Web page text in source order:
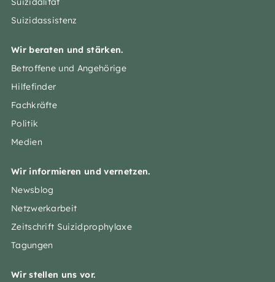
Suizidassistenz
Wir beraten und stärken.
Betroffene und Angehörige
Hilfefinder
Fachkräfte
Politik
Medien
Wir informieren und vernetzen.
Newsblog
Netzwerkarbeit
Zeitschrift Suizidprophylaxe
Tagungen
Wir stellen uns vor.